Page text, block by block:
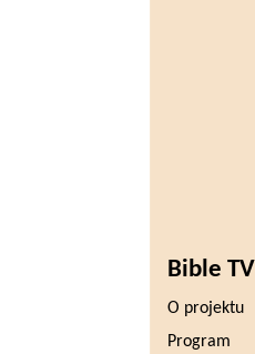
Bible TV
O projektu
Program